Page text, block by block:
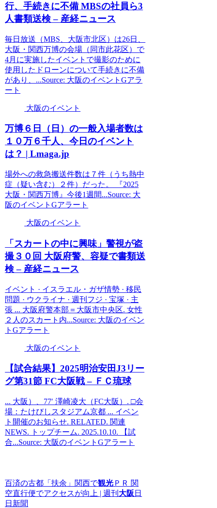
行、手続きに不備 MBSの社員ら3
人書類送検 – 産経ニュース
毎日放送（MBS、大阪市北区）は26日、
大阪・関西万博の会場（同市此花区）で
4月に実施したイベントで撮影のために
使用したドローンについて手続きに不備
があり、...Source: 大阪のイベントGアラ
ート
大阪のイベント
万博６日（日）の一般入場者数は
１０万６千人、今日のイベント
は？ | Lmaga.jp
場外への救急搬送件数は７件（うち熱中
症（疑い含む）２件）だった。 『2025
大阪・関西万博』今後1週間...Source: 大
阪のイベントGアラート
大阪のイベント
「スカートの中に興味」警視が盗
撮３０回 大阪府警、容疑で書類送
検 – 産経ニュース
イベント · イスラエル・ガザ情勢 · 移民
問題 · ウクライナ · 週刊フジ · 宝塚 · 主
張 ... 大阪府警本部＝大阪市中央区. 女性
２人のスカート内...Source: 大阪のイベン
トGアラート
大阪のイベント
【試合結果】2025明治安田J3リー
グ第31節 FC大阪戦 – ＦＣ琉球
... 大阪）、77′ 澤崎凌大（FC大阪）. □会
場：たけびしスタジアム京都 ... イベン
ト開催のお知らせ. RELATED. 関連
NEWS. トップチーム. 2025.10.10. 【試
合...Source: 大阪のイベントGアラート
百済の古都「扶余」関西で観光 ＰＲ 関
空直行便でアクセスが向上 | 週刊 大阪 日
日新聞